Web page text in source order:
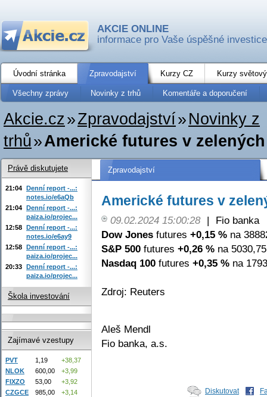
AKCIE ONLINE
informace pro Vaše úspěšné investice
Úvodní stránka Zpravodajství Kurzy CZ Kurzy
Všechny zprávy Novinky z trhů Komentáře a doporučení
Akcie.cz»Zpravodajství» Novinky z
trhů»Americké futures v
Zpravodajství
Americké futures v
09.02.2024 15:00:28 |
Fio banka
Dow Jones futures +0,15 % na
S&P 500 futures +0,26 % na
Nasdaq 100 futures +0,35 % na
Zdroj: Reuters
Aleš Mendl
Fio banka, a.s.
Diskutovat
Právě diskutujete
21:04 Denní report -...:
notes.io/e6aQb
21:04 Denní report -...:
paiza.io/projec...
12:58 Denní report -...:
notes.io/e6ay9
12:58 Denní report -...:
paiza.io/projec...
20:33 Denní report -...:
paiza.io/projec...
Škola investování
Zajímavé vzestupy
PVT 1,19
+38,37
NLOK
600,00
+3,99
FIXZO
53,00
+3,92
CZGCE
985,00
+3,14